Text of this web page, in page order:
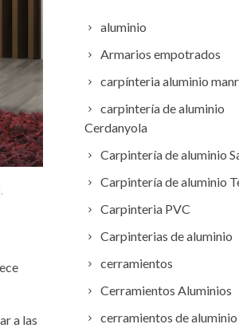
a las
aluminio
Armarios empotrados
carpínteria aluminio
carpintería de aluminio
Cerdanyola
Carpintería de aluminio
Carpintería de aluminio
Carpinteria PVC
Carpinterias de aluminio
cerramientos
Cerramientos Aluminios
cerramientos de aluminio